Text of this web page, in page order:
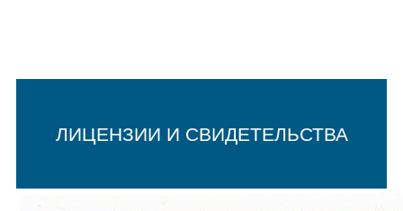
ЛИЦЕНЗИИ И СВИДЕТЕЛЬСТВА